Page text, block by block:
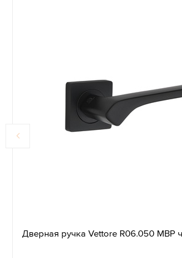
Дверная ручка Vettore R06.050 MBP